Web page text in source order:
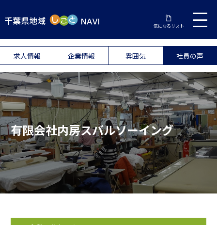
気になるリスト
求人情報 企業情報 雰囲気 社員の声
有限会社内房スバルソーイング